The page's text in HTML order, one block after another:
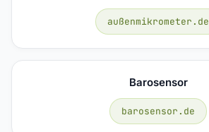
außenmikrometer.de
Barosensor
barosensor.de